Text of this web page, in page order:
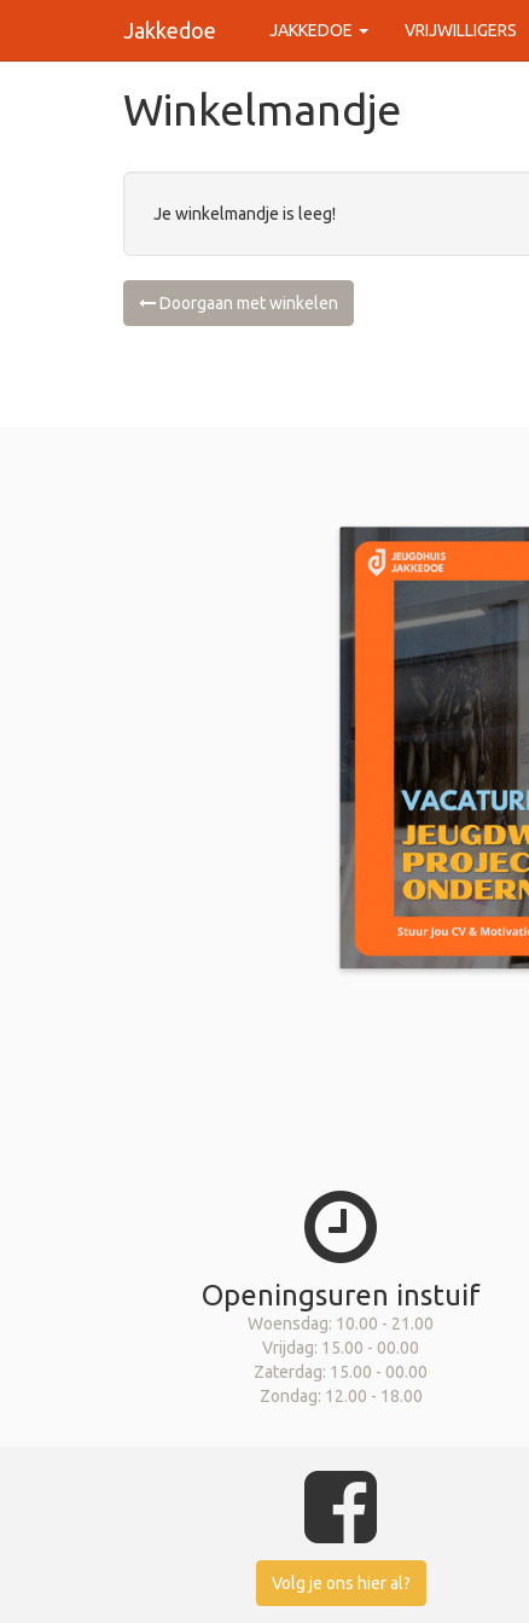
Jakkedoe JAKKEDOE VRIJWILLIGERS
Winkelmandje
Je winkelmandje is leeg!
Doorgaan met winkelen
Openingsuren instuif
Woensdag: 10.00 - 21.00
Vrijdag: 15.00 - 00.00
Zaterdag: 15.00 - 00.00
Zondag: 12.00 - 18.00
Volg je ons hier al?